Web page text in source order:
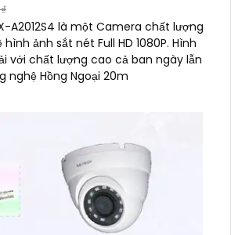
A2012S4 là một Camera chất lượng
ảnh sắt nét Full HD 1080P. Hình
với chất lượng cao cả ban ngày lẫn
nghệ Hồng Ngoại 20m